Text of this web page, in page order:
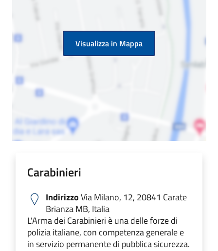
Visualizza in Mappa
Carabinieri
IndirizzoVia Milano, 12, 20841 Carate
Brianza MB, Italia
L'Arma dei Carabinieri è una delle forze di
polizia italiane, con competenza generale e
in servizio permanente di pubblica sicurezza.